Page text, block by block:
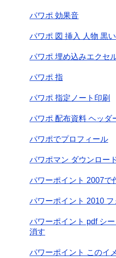
パワポ 効果音
パワポ 図 挿入 人物 黒い
パワポ 埋め込みエクセ
パワポ 指
パワポ 指定ノート印刷
パワポ 配布資料 ヘッダ
パワポでプロフィール
パワポマン ダウンロー
パワーポイント 2007で
パワーポイント 2010
パワーポイント pdf シ
消す
パワーポイント このイ